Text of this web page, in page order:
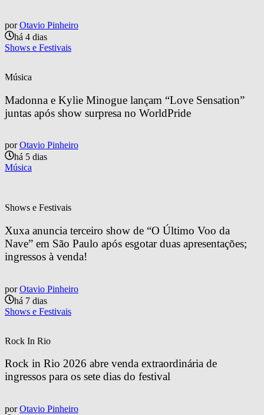
por Otavio Pinheiro
há 4 dias
Shows e Festivais
Música
Madonna e Kylie Minogue lançam “Love Sensation”
juntas após show surpresa no WorldPride
por Otavio Pinheiro
há 5 dias
Música
Shows e Festivais
Xuxa anuncia terceiro show de “O Último Voo da
Nave” em São Paulo após esgotar duas apresentações;
ingressos à venda!
por Otavio Pinheiro
há 7 dias
Shows e Festivais
Rock In Rio
Rock in Rio 2026 abre venda extraordinária de
ingressos para os sete dias do festival
por Otavio Pinheiro